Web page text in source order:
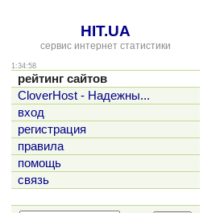
HIT.UA
сервис интернет статистики
1:34:58
рейтинг сайтов
CloverHost - Надежны...
вход
регистрация
правила
помощь
связь